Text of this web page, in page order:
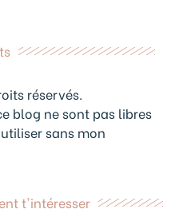
réservés.
blog ne sont pas libres
sans mon
t'intéresser